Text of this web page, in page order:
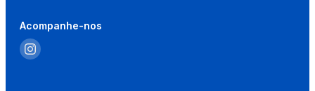
Acompanhe-nos